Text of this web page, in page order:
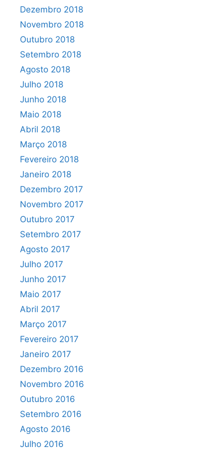
Dezembro 2018
Novembro 2018
Outubro 2018
Setembro 2018
Agosto 2018
Julho 2018
Junho 2018
Maio 2018
Abril 2018
Março 2018
Fevereiro 2018
Janeiro 2018
Dezembro 2017
Novembro 2017
Outubro 2017
Setembro 2017
Agosto 2017
Julho 2017
Junho 2017
Maio 2017
Abril 2017
Março 2017
Fevereiro 2017
Janeiro 2017
Dezembro 2016
Novembro 2016
Outubro 2016
Setembro 2016
Agosto 2016
Julho 2016